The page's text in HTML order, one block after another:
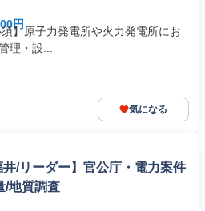
円
】原子力発電所や火力発電所にお
理・設...
気になる
/リーダー】官公庁・電力案件
/地質調査